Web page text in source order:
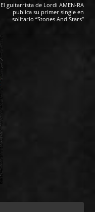
El guitarrista de Lordi AMEN-RA
publica su primer single en
solitario “Stones And Stars”